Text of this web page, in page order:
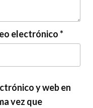
electrónico*
y web en
vez que